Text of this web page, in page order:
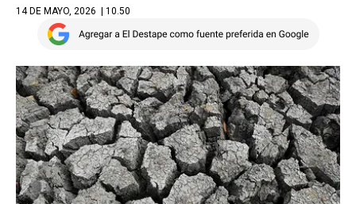
14 DE MAYO, 2026 | 10.50